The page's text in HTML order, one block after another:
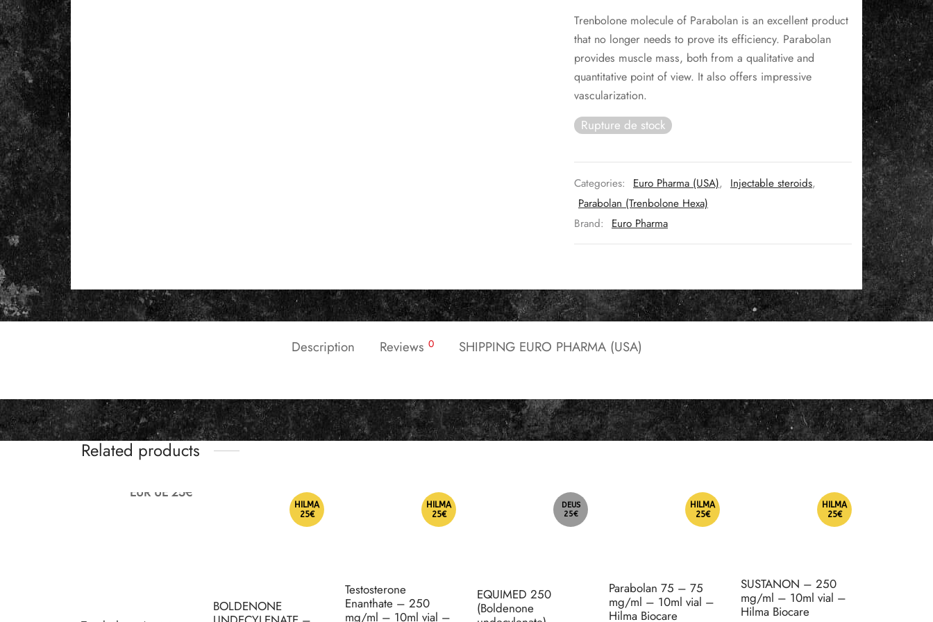
initial
était :
145€.
actuel
est :
92€.
Trenbolone molecule of Parabolan is an excellent product
that no longer needs to prove its efficiency. Parabolan
provides muscle mass, both from a qualitative and
quantitative point of view. It also offers impressive
vascularization.
Rupture de stock
Categories: Euro Pharma (USA), Injectable steroids,
Parabolan (Trenbolone Hexa)
Brand:
Euro Pharma
Description Reviews 0 SHIPPING EURO PHARMA (USA)
Related products
EUR UE 25€
HILMA
25€
BOLDENONE
HILMA
25€
Testosterone
Enanthate – 250
mg/ml – 10ml vial –
DEUS
25€
EQUIMED 250
(Boldenone
HILMA
25€
Parabolan 75 – 75
mg/ml – 10ml vial –
Hilma Biocare
HILMA
25€
SUSTANON – 250
mg/ml – 10ml vial –
Hilma Biocare